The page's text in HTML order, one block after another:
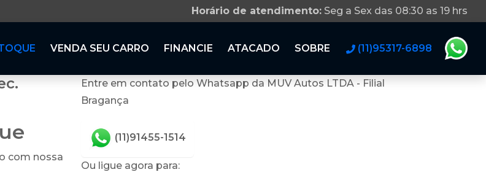
Horário de atendimento: Seg a Sex das 08:30 as 19 hrs
VENDA SEU CARRO FINANCIE ATACADO SOBRE (11)95317-6898
com nossa
Entre em contato pelo Whatsapp da MUV Autos LTDA - Filial
Bragança
(11)91455-1514
Ou ligue agora para: